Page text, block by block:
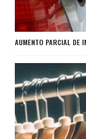
AUMENTO PARCIAL DE